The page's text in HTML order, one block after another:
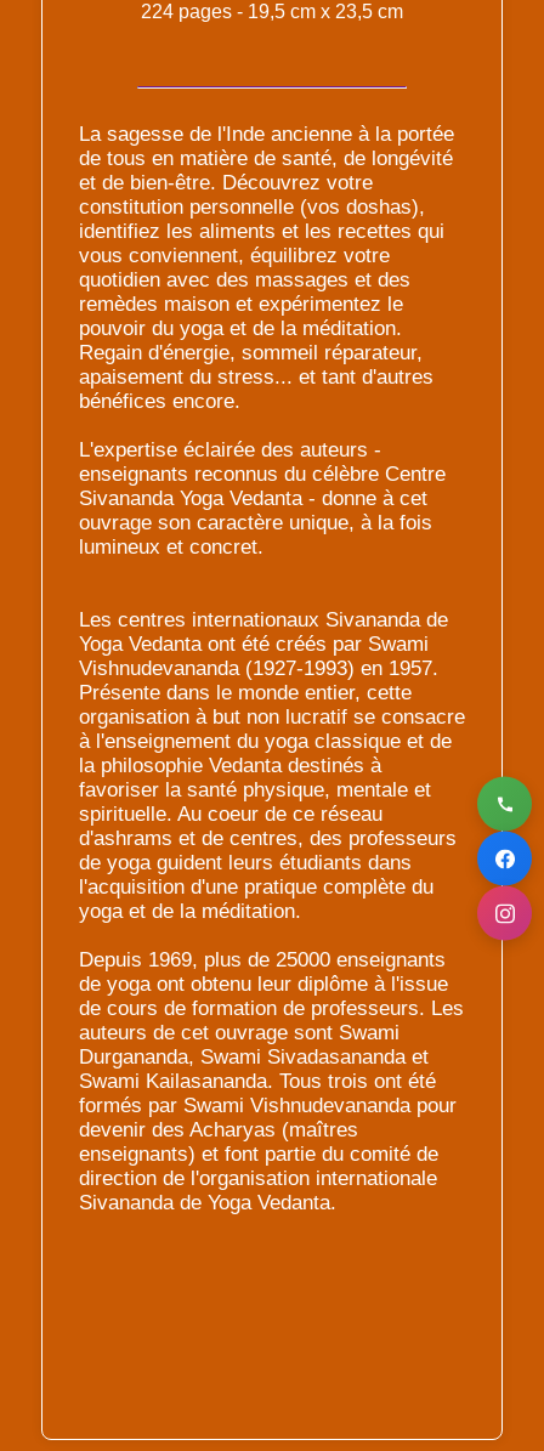
224 pages - 19,5 cm x 23,5 cm
La sagesse de l'Inde ancienne à la portée
de tous en matière de santé, de longévité
et de bien-être. Découvrez votre
constitution personnelle (vos doshas),
identifiez les aliments et les recettes qui
vous conviennent, équilibrez votre
quotidien avec des massages et des
remèdes maison et expérimentez le
pouvoir du yoga et de la méditation.
Regain d'énergie, sommeil réparateur,
apaisement du stress... et tant d'autres
bénéfices encore.
L'expertise éclairée des auteurs -
enseignants reconnus du célèbre Centre
Sivananda Yoga Vedanta - donne à cet
ouvrage son caractère unique, à la fois
lumineux et concret.
Les centres internationaux Sivananda de
Yoga Vedanta ont été créés par Swami
Vishnudevananda (1927-1993) en 1957.
Présente dans le monde entier, cette
organisation à but non lucratif se consacre
à l'enseignement du yoga classique et de
la philosophie Vedanta destinés à
favoriser la santé physique, mentale et
spirituelle. Au coeur de ce réseau
d'ashrams et de centres, des professeurs
de yoga guident leurs étudiants dans
l'acquisition d'une pratique complète du
yoga et de la méditation.
Depuis 1969, plus de 25000 enseignants
de yoga ont obtenu leur diplôme à l'issue
de cours de formation de professeurs. Les
auteurs de cet ouvrage sont Swami
Durgananda, Swami Sivadasananda et
Swami Kailasananda. Tous trois ont été
formés par Swami Vishnudevananda pour
devenir des Acharyas (maîtres
enseignants) et font partie du comité de
direction de l'organisation internationale
Sivananda de Yoga Vedanta.